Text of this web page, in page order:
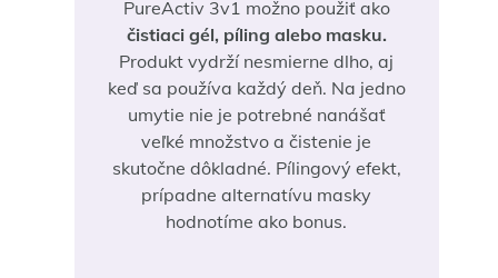
PureActiv 3v1 možno použiť ako
čistiaci gél, píling alebo masku.
Produkt vydrží nesmierne dlho, aj
keď sa používa každý deň. Na jedno
umytie nie je potrebné nanášať
veľké množstvo a čistenie je
skutočne dôkladné. Pílingový efekt,
prípadne alternatívu masky
hodnotíme ako bonus.